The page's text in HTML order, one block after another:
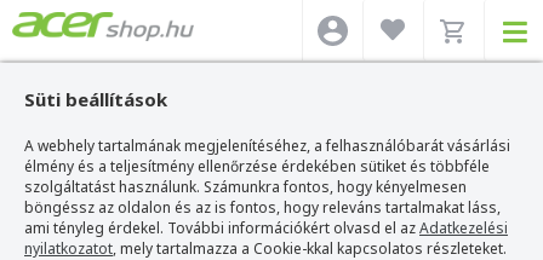
Süti beállítások
A webhely tartalmának megjelenítéséhez, a felhasználóbarát vásárlási
élmény és a teljesítmény ellenőrzése érdekében sütiket és többféle
szolgáltatást használunk. Számunkra fontos, hogy kényelmesen
böngéssz az oldalon és az is fontos, hogy releváns tartalmakat láss,
ami tényleg érdekel. További információkért olvasd el azAdatkezelési
nyilatkozatot, mely tartalmazza a Cookie-kkal kapcsolatos részleteket.
Acer webshop>Kiegészítők>Hangszóró> Trust Hangszóró >Trust GXT 629
Tytan RGB 2.1 hangfal
Trust GXT 629 Tytan RGB 2.1 hangfal
Azonosító:22944